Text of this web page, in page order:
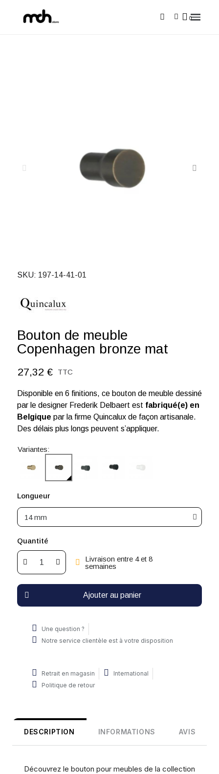
SKU 197-14-41-01
Bouton de meuble
Copenhagen bronze mat
27,32 € TTC
Disponible en 6 finitions, ce bouton de meuble dessiné
par le designer Frederik Delbaert est fabriqué(e) en
Belgique par la firme Quincalux de façon artisanale.
Des délais plus longs peuvent s’appliquer.
Variantes:
Longueur
Quantité
Livraison entre 4 et 8
semaines
Ajouter au panier
Une question ?
Notre service clientèle est à votre disposition
Retrait en magasin
International
Politique de retour
DESCRIPTION INFORMATIONS AVIS
Découvrez le bouton pour meubles de la collection